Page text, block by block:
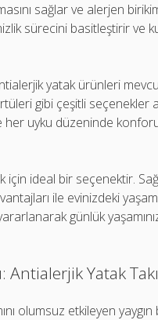
sağlar ve alerjen
sürecini basitleştirir ve
yatak ürünleri
gibi çeşitli seçenekler
her uyku düzeninde
için ideal bir seçenektir.
ile evinizdeki
günlük
Yatak
olumsuz etkileyen